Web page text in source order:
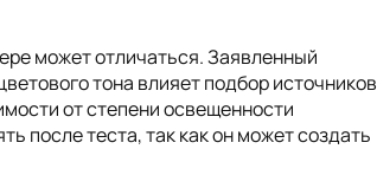
может отличаться. Заявленный
тона влияет подбор источников
от степени освещенности
после теста, так как он может создать